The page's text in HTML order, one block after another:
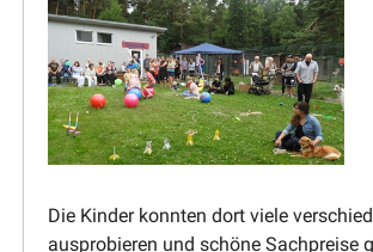
Die Kinder konnten dort viele
auspro­bieren und schöne Sachpreise